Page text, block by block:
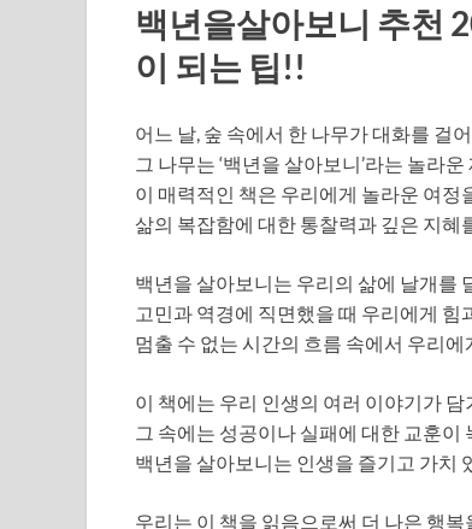
백년을살아보니 추천
이 되는 팁!!
어느 날, 숲 속에서 한 나무가 대화를 걸
그 나무는 ‘백년을 살아보니’라는 놀라
이 매력적인 책은 우리에게 놀라운 여정
삶의 복잡함에 대한 통찰력과 깊은 지혜
백년을 살아보니는 우리의 삶에 날개를
고민과 역경에 직면했을 때 우리에게 힘
멈출 수 없는 시간의 흐름 속에서 우리
이 책에는 우리 인생의 여러 이야기가 담
그 속에는 성공이나 실패에 대한 교훈이
백년을 살아보니는 인생을 즐기고 가치
우리는 이 책을 읽음으로써 더 나은 행복